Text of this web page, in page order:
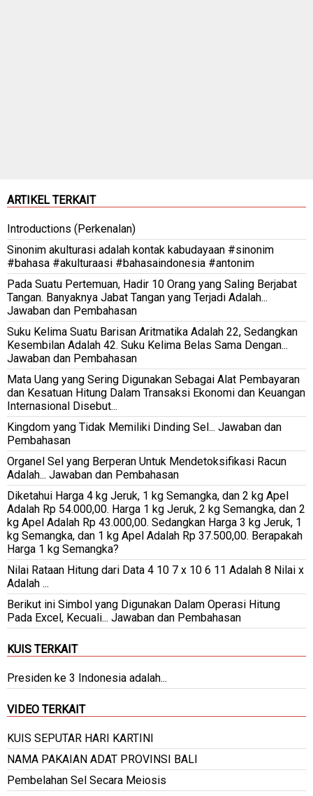
ARTIKEL TERKAIT
Introductions (Perkenalan)
Sinonim akulturasi adalah kontak kabudayaan #sinonim
#bahasa #akulturaasi #bahasaindonesia #antonim
Pada Suatu Pertemuan, Hadir 10 Orang yang Saling Berjabat
Tangan. Banyaknya Jabat Tangan yang Terjadi Adalah...
Jawaban dan Pembahasan
Suku Kelima Suatu Barisan Aritmatika Adalah 22, Sedangkan
Kesembilan Adalah 42. Suku Kelima Belas Sama Dengan...
Jawaban dan Pembahasan
Mata Uang yang Sering Digunakan Sebagai Alat Pembayaran
dan Kesatuan Hitung Dalam Transaksi Ekonomi dan Keuangan
Internasional Disebut...
Kingdom yang Tidak Memiliki Dinding Sel... Jawaban dan
Pembahasan
Organel Sel yang Berperan Untuk Mendetoksifikasi Racun
Adalah... Jawaban dan Pembahasan
Diketahui Harga 4 kg Jeruk, 1 kg Semangka, dan 2 kg Apel
Adalah Rp 54.000,00. Harga 1 kg Jeruk, 2 kg Semangka, dan 2
kg Apel Adalah Rp 43.000,00. Sedangkan Harga 3 kg Jeruk, 1
kg Semangka, dan 1 kg Apel Adalah Rp 37.500,00. Berapakah
Harga 1 kg Semangka?
Nilai Rataan Hitung dari Data 4 10 7 x 10 6 11 Adalah 8 Nilai x
Adalah ...
Berikut ini Simbol yang Digunakan Dalam Operasi Hitung
Pada Excel, Kecuali... Jawaban dan Pembahasan
KUIS TERKAIT
Presiden ke 3 Indonesia adalah...
VIDEO TERKAIT
KUIS SEPUTAR HARI KARTINI
NAMA PAKAIAN ADAT PROVINSI BALI
Pembelahan Sel Secara Meiosis